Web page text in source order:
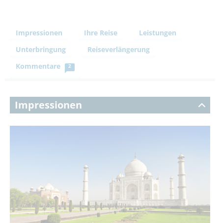
Impressionen Ihre Reise
Leistungen
Unterbringung
Reiseverlängerung
Kommentare
2
Impressionen